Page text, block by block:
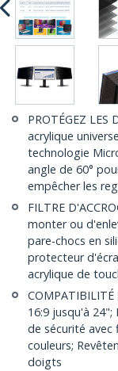
PROTÉGEZ LES
acrylique
technologie
angle de 60°
empêcher les
FILTRE
monter ou
pare-chocs en
protecteur
acrylique de
16:9 jusqu'à 24";
de sécurité
couleurs;
doigts